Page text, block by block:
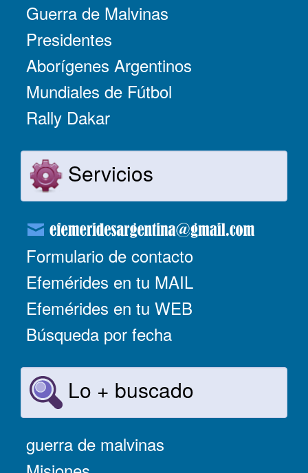
Guerra de Malvinas
Presidentes
Aborígenes Argentinos
Mundiales de Fútbol
Rally Dakar
Servicios
Formulario de contacto
Efemérides en tu MAIL
Efemérides en tu WEB
Búsqueda por fecha
Lo + buscado
guerra de malvinas